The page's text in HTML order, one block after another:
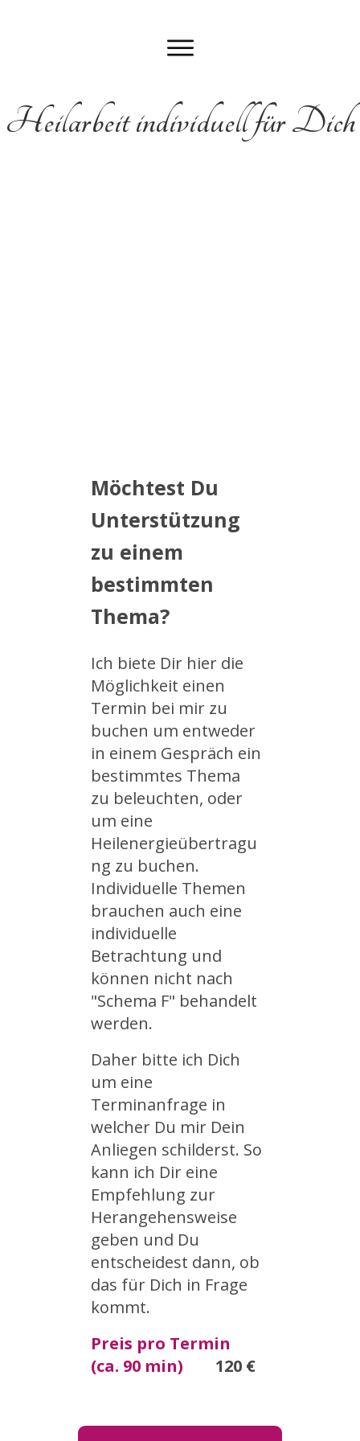
Heilarbeit individuell für Dich
Möchtest Du
Unterstützung
zu einem
bestimmten
Thema?
Ich biete Dir hier die
Möglichkeit einen
Termin bei mir zu
buchen um entweder
in einem Gespräch ein
bestimmtes Thema
zu beleuchten, oder
um eine
Heilenergieübertragu
ng zu buchen.
Individuelle Themen
brauchen auch eine
individuelle
Betrachtung und
können nicht nach
"Schema F" behandelt
werden.
Daher bitte ich Dich
um eine
Terminanfrage in
welcher Du mir Dein
Anliegen schilderst. So
kann ich Dir eine
Empfehlung zur
Herangehensweise
geben und Du
entscheidest dann, ob
das für Dich in Frage
kommt.
Preis pro Termin
(ca. 90 min)
120 €